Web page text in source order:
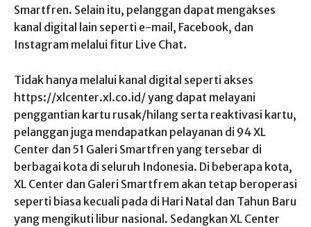
Smartfren. Selain itu, pelanggan dapat mengakses
kanal digital lain seperti e-mail, Facebook, dan
Instagram melalui fitur Live Chat.
Tidak hanya melalui kanal digital seperti akses
https://xlcenter.xl.co.id/ yang dapat melayani
penggantian kartu rusak/hilang serta reaktivasi kartu,
pelanggan juga mendapatkan pelayanan di 94 XL
Center dan 51 Galeri Smartfren yang tersebar di
berbagai kota di seluruh Indonesia. Di beberapa kota,
XL Center dan Galeri Smartfrem akan tetap beroperasi
seperti biasa kecuali pada di Hari Natal dan Tahun Baru
yang mengikuti libur nasional. Sedangkan XL Center